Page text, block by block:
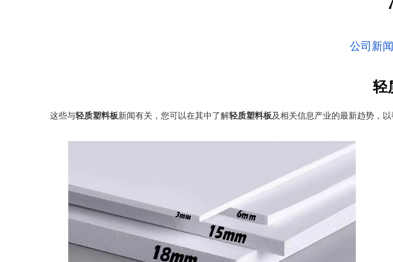
公司新闻
轻
这些与轻质塑料板新闻有关，您可以在其中了解轻质塑料板及相关信息产业的最新趋势，